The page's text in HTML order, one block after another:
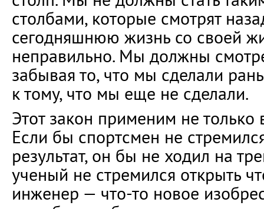
столбами, которые смотрят
сегодняшнюю жизнь со своей
неправильно. Мы должны
забывая то, что мы сделали
к тому, что мы еще не сделали.
Этот закон применим не только
Если бы спортсмен не
результат, он бы не ходил на
ученый не стремился открыть
инженер — что-то новое